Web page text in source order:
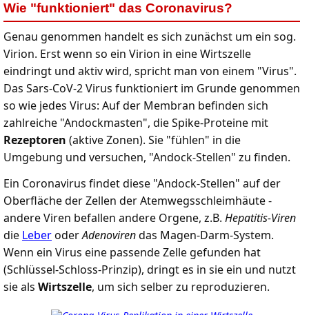
Wie "funktioniert" das Coronavirus?
Genau genommen handelt es sich zunächst um ein sog.
Virion. Erst wenn so ein Virion in eine Wirtszelle
eindringt und aktiv wird, spricht man von einem "Virus".
Das Sars-CoV-2 Virus funktioniert im Grunde genommen
so wie jedes Virus: Auf der Membran befinden sich
zahlreiche "Andockmasten", die Spike-Proteine mit
Rezeptoren (aktive Zonen). Sie "fühlen" in die
Umgebung und versuchen, "Andock-Stellen" zu finden.
Ein Coronavirus findet diese "Andock-Stellen" auf der
Oberfläche der Zellen der Atemwegsschleimhäute -
andere Viren befallen andere Orgene, z.B. Hepatitis-Viren
die LeberoderAdenovirendas Magen-Darm-System.
Wenn ein Virus eine passende Zelle gefunden hat
(Schlüssel-Schloss-Prinzip), dringt es in sie ein und nutzt
sie als Wirtszelle, um sich selber zu reproduzieren.